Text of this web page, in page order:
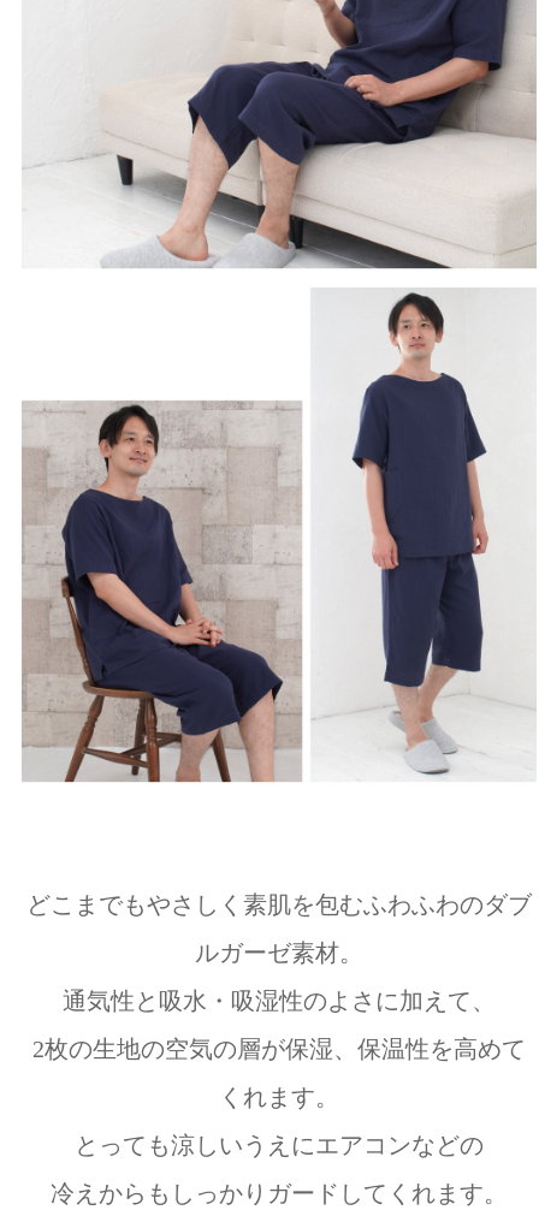
どこまでもやさしく素肌を包むふわふわのダブ
ルガーゼ素材。
通気性と吸水・吸湿性のよさに加えて、
2枚の生地の空気の層が保湿、保温性を高めて
くれます。
とっても涼しいうえにエアコンなどの
冷えからもしっかりガードしてくれます。